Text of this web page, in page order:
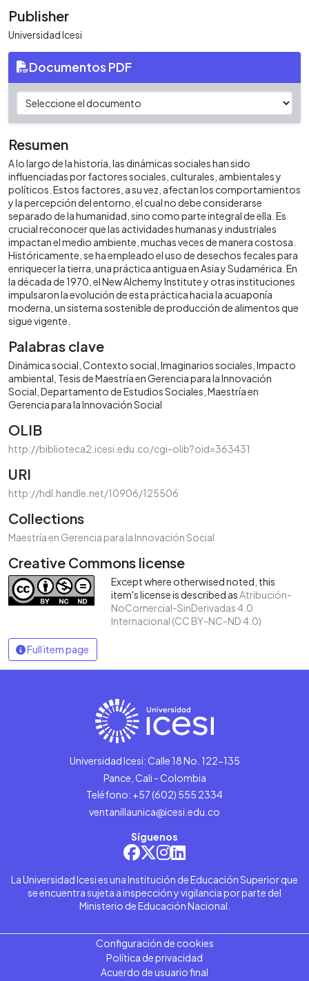
Publisher
Universidad Icesi
Documentos PDF
Resumen
A lo largo de la historia, las dinámicas sociales han sido
influenciadas por factores sociales, culturales, ambientales y
políticos. Estos factores, a su vez, afectan los comportamientos
y la percepción del entorno, el cual no debe considerarse
separado de la humanidad, sino como parte integral de ella. Es
crucial reconocer que las actividades humanas y industriales
impactan el medio ambiente, muchas veces de manera costosa.
Históricamente, se ha empleado el uso de desechos fecales para
enriquecer la tierra, una práctica antigua en Asia y Sudamérica. En
la década de 1970, el New Alchemy Institute y otras instituciones
impulsaron la evolución de esta práctica hacia la acuaponía
moderna, un sistema sostenible de producción de alimentos que
sigue vigente.
Palabras clave
Dinámica social Contexto social Imaginarios sociales Impacto
ambiental Tesis de Maestría en Gerencia para la Innovación
Social Departamento de Estudios Sociales Maestría en
Gerencia para la Innovación Social
OLIB
http://biblioteca2.icesi.edu.co/cgi-olib?oid=363431
URI
http://hdl.handle.net/10906/125506
Collections
Maestría en Gerencia para la Innovación Social
Creative Commons license
Except where otherwised noted, this
item's license is described asAtribución-
NoComercial-SinDerivadas 4.0
Internacional (CC BY-NC-ND 4.0)
Full item page
Universidad Icesi: Calle 18 No. 122-135
Pance, Cali - Colombia
Teléfono: +57 (602) 555 2334
ventanillaunica@icesi.edu.co
Síguenos
La Universidad Icesi es una Institución de Educación Superior que
se encuentra sujeta a inspección y vigilancia por parte del
Ministerio de Educación Nacional.
Configuración de cookies
Política de privacidad
Acuerdo de usuario final